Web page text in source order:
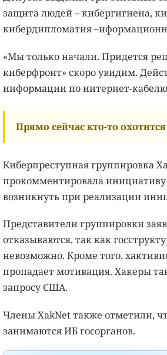
защита людей – кибергигиена,
кибердипломатия
«Мы только начали. Придется
киберфронт» скоро увидим.
информации по интернет-
Прямо сейчас кто-то
Киберпреступная группировка
прокомментировала инициативу
возникнуть при реализации
Представители группировки
отказываются, так как
невозможно. Кроме того,
пропадает мотивация. Хакеры
запросу США.
Члены XakNet также отметили,
занимаются ИБ госорганов.